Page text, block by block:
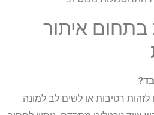
בתחום איתור
רטיבות או לשים לב למונה